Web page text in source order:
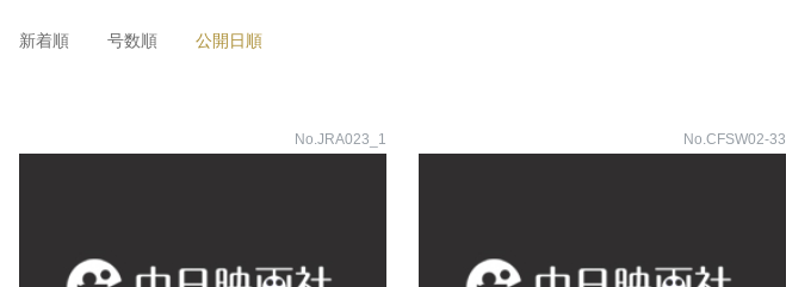
新着順 号数順 公開日順
No.JRA023_1 No.CFSW02-33